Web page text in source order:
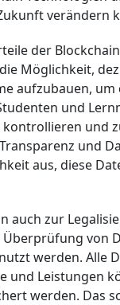
verändern
der
Möglichkeit,
aufzubauen, um
und
und
und
aus, diese
auch zur
von
werden. Alle
und Leistungen
werden. Das